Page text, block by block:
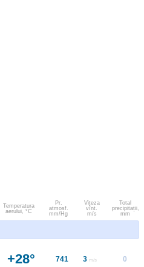
Temperatura
aerului, °C
Pr.
atmosf.
mm/Hg
Viteza
vînt.
m/s
Total
precipitații,
mm
+28° 741 3 m/s 0